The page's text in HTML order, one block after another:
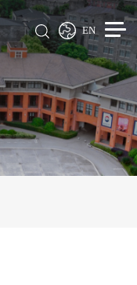
EN